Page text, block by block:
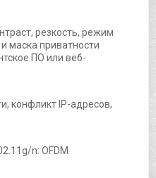
резкость, режим
маска приватности
ПО или веб-
конфликт IP-адресов,
n: OFDM